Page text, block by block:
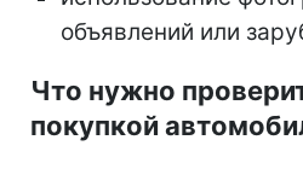
объявлений или
Что нужно
покупкой